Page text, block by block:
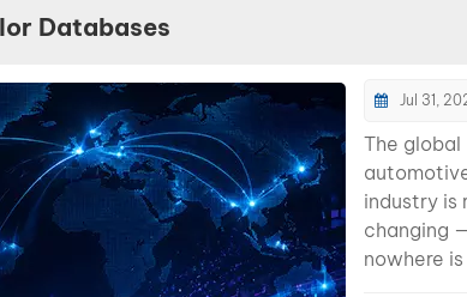
（無地、パール、水性）は、独立した製造プロセ
は最先端の機器が備えられています。 標準サンプ
コーティングの安定性を確認する耐候性試験装置。
のコーティング缶は、顧客の手に渡った際に優れた
と研究開発サポート 品質は生産管理だけでなく、継
ラーマッチングの精度とコーティングの耐久性を向
ドバックは生産プロセスの改善に直接活用され、閉
、当社の製品は市場の最前線に留まります。 結論 自
料の選択、生産設備、プロセス制御から厳格なテ
Databases
Jul 31,
The global
industry is
changing
nowhere